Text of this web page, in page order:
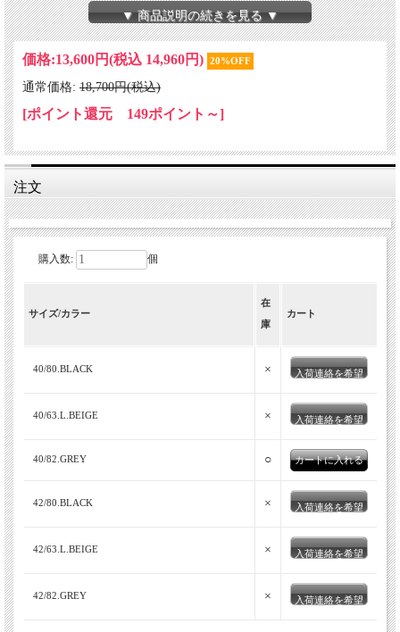
▼ 商品説明の続きを見る ▼
価格:13,600円(税込 14,960円) 20%OFF
通常価格: 18,700円(税込)
[ポイント還元 149ポイント～]
注文
購入数: 個
サイズ/カラー
在
庫
カート
40/80.BLACK × 入荷連絡を希望
40/63.L.BEIGE × 入荷連絡を希望
40/82.GREY ○
42/80.BLACK × 入荷連絡を希望
42/63.L.BEIGE × 入荷連絡を希望
42/82.GREY × 入荷連絡を希望